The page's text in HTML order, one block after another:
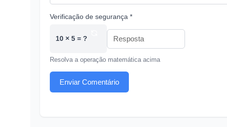
Verificação de segurança *
10 × 5 = ?
Resolva a operação matemática acima
Enviar Comentário